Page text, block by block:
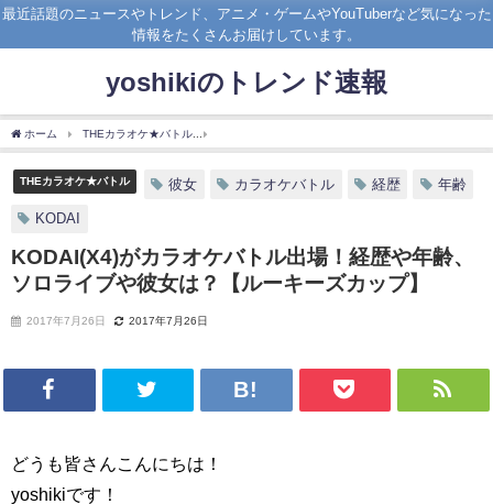
最近話題のニュースやトレンド、アニメ・ゲームやYouTuberなど気になった
情報をたくさんお届けしています。
yoshikiのトレンド速報
ホーム THEカラオケ★バトル
THEカラオケ★バトル 彼女 カラオケバトル 経歴 年齢
KODAI
KODAI(X4)がカラオケバトル出場！経歴や年齢、
ソロライブや彼女は？【ルーキーズカップ】
2017年7月26日 2017年7月26日
どうも皆さんこんにちは！
yoshikiです！